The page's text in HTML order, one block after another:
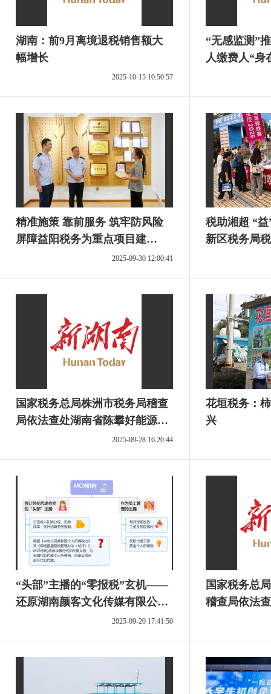
湖南：前9月离境退税销售额大
幅增长
2025-10-15 10:50:57
“无感监测”
人缴费人“身
精准施策 靠前服务 筑牢防风险
屏障益阳税务为重点项目建
2025-09-30 12:00:41
税助湘超 “
新区税务局
国家税务总局株洲市税务局稽查
局依法查处湖南省陈攀好能源有
限责任公司偷税案件2025-09-28 16:20:44
花垣税务：
兴
“头部”主播的“零报税”玄机——
还原湖南颜客文化传媒有限公司
2025-09-20 17:41:50
国家税务总
稽查局依法